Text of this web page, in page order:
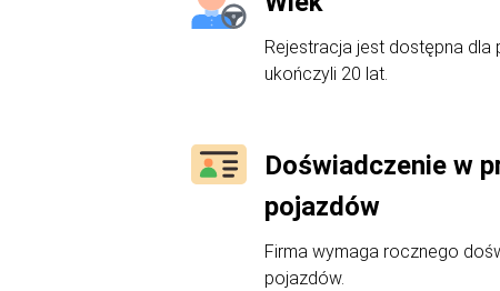
Rejestracja jest dostępna dla
ukończyli 20 lat.
Doświadczenie w
pojazdów
Firma wymaga rocznego
pojazdów.